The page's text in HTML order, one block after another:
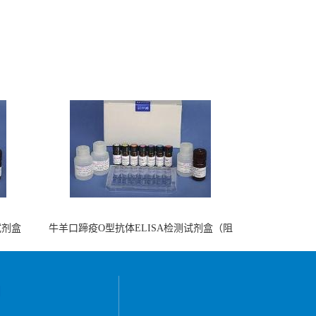
盒
牛羊口蹄疫O型抗体ELISA检测试剂盒（阻